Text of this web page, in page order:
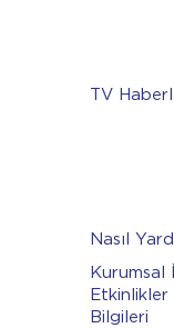
TV
Nasıl
Kurumsal
Etkinlikler
Bilgileri